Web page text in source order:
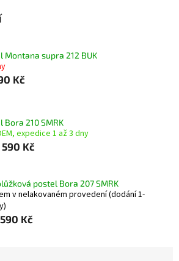
Montana supra 212 BUK
Kč
Bora 210 SMRK
expedice 1 až 3 dny
590 Kč
postel Bora 207 SMRK
v nelakovaném provedení (dodání 1-
Kč